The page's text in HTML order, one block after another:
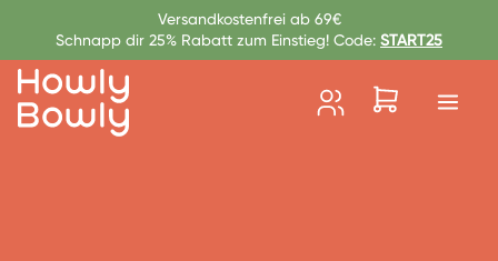
Zum Inhalt springenVersandkostenfrei ab 69€
Schnapp dir 25% Rabatt zum Einstieg! Code: START25